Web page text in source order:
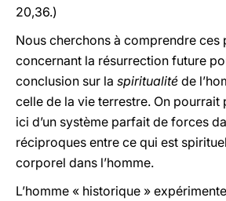
20,36.)
Nous cherchons à comprendre ces
concernant la résurrection future
conclusion sur la spiritualité de
celle de la vie terrestre. On pourrait
ici d’un système parfait de forces
réciproques entre ce qui est
corporel dans l’homme.
L’homme « historique »